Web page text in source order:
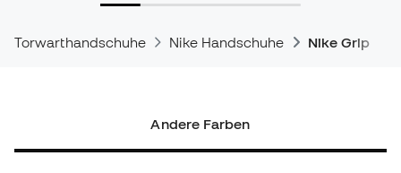
Torwarthandschuhe Nike Handschuhe Nike Grip
Andere Farben